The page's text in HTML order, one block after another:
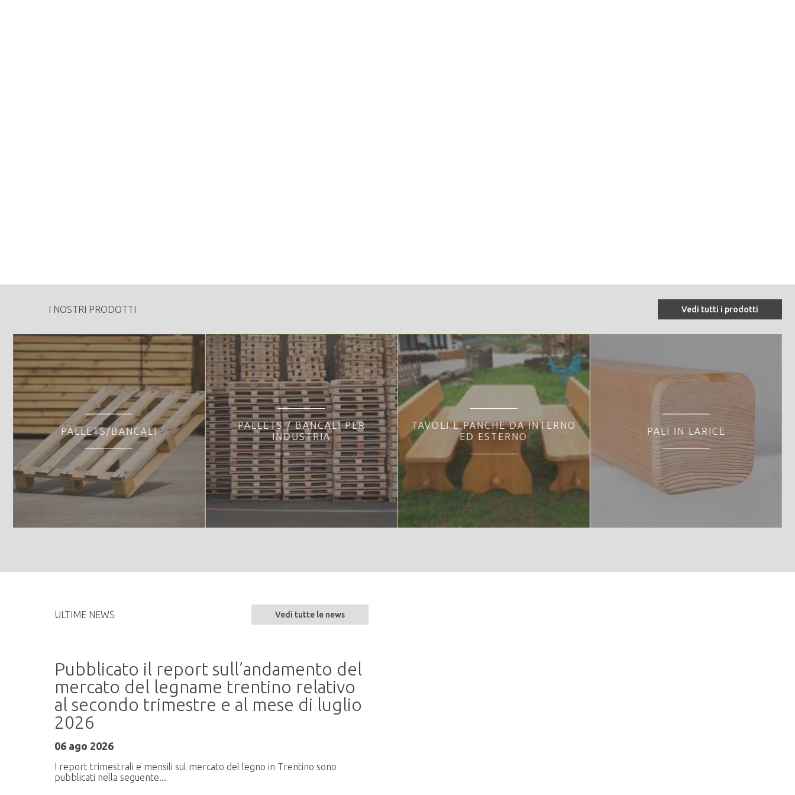
I NOSTRI PRODOTTI Vedi tutti i prodotti
PALLETS/BANCALI
PALLETS / BANCALI PER
INDUSTRIA
TAVOLI E PANCHE DA INTERNO
ED ESTERNO
PALI IN LARICE
ULTIME NEWS Vedi tutte le news
Pubblicato il report sull’andamento del
mercato del legname trentino relativo
al secondo trimestre e al mese di luglio
2026
06 ago 2026
I report trimestrali e mensili sul mercato del legno in Trentino sono
pubblicati nella seguente...